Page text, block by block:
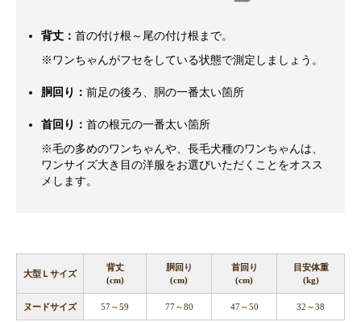
背丈： 首の付け根～尾の付け根まで。
※ワンちゃんがフセをしている状態で測定しましょう。
胴回り： 前足の後ろ、胴の一番太い箇所
首回り： 首の根元の一番太い箇所
※毛の多めのワンちゃんや、長毛犬種のワンちゃんは、
ワンサイズ大き目の洋服をお選びいただくことをオスス
メします。
大型Ｌサイズ
背丈
(cm)
胴回り
(cm)
首回り
(cm)
目安体重
(kg)
ヌードサイズ 57～59 77～80 47～50 32～38